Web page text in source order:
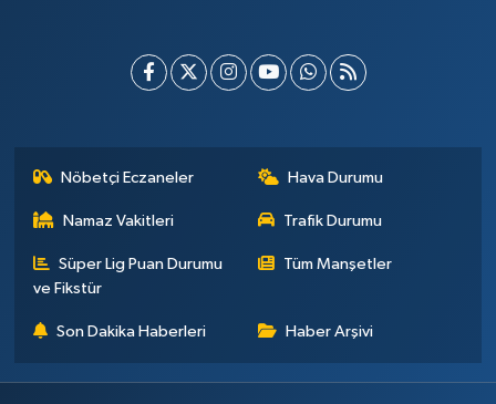
Nöbetçi Eczaneler Hava Durumu
Namaz Vakitleri Trafik Durumu
Süper Lig Puan Durumu
ve Fikstür
Tüm Manşetler
Son Dakika Haberleri Haber Arşivi